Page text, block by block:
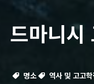
드마니시
명소 역사 및 고고